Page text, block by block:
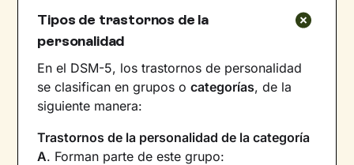
Tipos de trastornos de la
personalidad
En el DSM-5, los trastornos de personalidad
se clasifican en grupos ocategorías, de la
siguiente manera:
Trastornos de la personalidad de la categoría
A. Forman parte de este grupo: